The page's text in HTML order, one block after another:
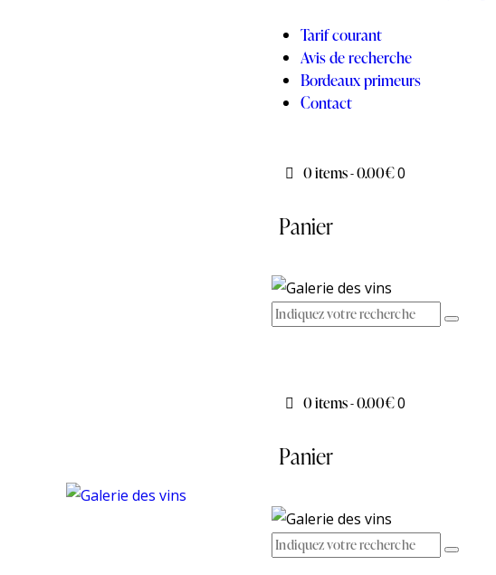
Tarif courant
Avis de recherche
Bordeaux primeurs
Contact
0 items-0.00€0
Panier
0 items-0.00€0
Panier